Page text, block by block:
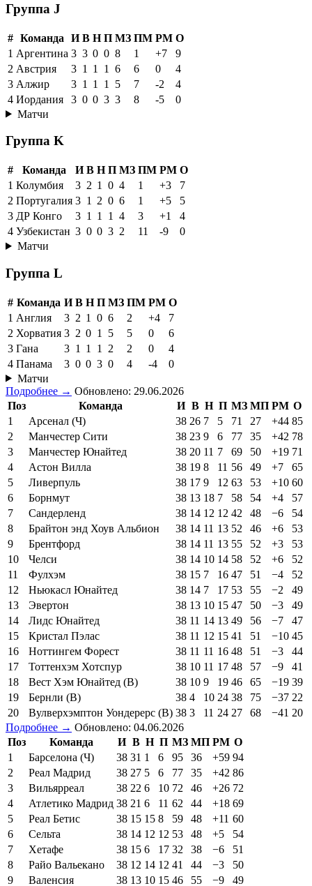
Группа J
# Команда И В Н П МЗ ПМ РМ О
1 Аргентина 3 3 0 0 8 1 +7
9
2 Австрия 3 1 1 1 6 6 0
4
3 Алжир 3 1 1 1 5 7 -2
4
4 Иордания 3 0 0 3 3 8 -5
0
Матчи
Группа K
# Команда И В Н П МЗ ПМ РМ О
1 Колумбия 3 2 1 0 4 1 +3
7
2 Португалия 3 1 2 0 6 1 +5
5
3 ДР Конго 3 1 1 1 4 3 +1
4
4 Узбекистан 3 0 0 3 2 11 -9
0
Матчи
Группа L
# Команда И В Н П МЗ ПМ РМ О
1 Англия 3 2 1 0 6 2 +4
7
2 Хорватия 3 2 0 1 5 5 0
6
3 Гана 3 1 1 1 2 2 0
4
4 Панама 3 0 0 3 0 4 -4
0
Матчи
Подробнее → Обновлено: 29.06.2026
Поз
Команда И В Н П МЗ МП РМ О
1
Арсенал (Ч) 38 26 7 5 71 27 +44 85
2
Манчестер Сити 38 23 9 6 77 35 +42 78
3
Манчестер Юнайтед 38 20 11 7 69 50 +19 71
4
Астон Вилла 38 19 8 11 56 49 +7
65
5
Ливерпуль 38 17 9 12 63 53 +10 60
6
Борнмут 38 13 18 7 58 54 +4
57
7
Сандерленд 38 14 12 12 42 48 −6
54
8
Брайтон энд Хоув Альбион 38 14 11 13 52 46 +6
53
9
Брентфорд 38 14 11 13 55 52 +3
53
10
Челси 38 14 10 14 58 52 +6
52
11
Фулхэм 38 15 7 16 47 51 −4
52
12
Ньюкасл Юнайтед 38 14 7 17 53 55 −2
49
13
Эвертон 38 13 10 15 47 50 −3
49
14
Лидс Юнайтед 38 11 14 13 49 56 −7
47
15
Кристал Пэлас 38 11 12 15 41 51 −10 45
16
Ноттингем Форест 38 11 11 16 48 51 −3
44
17
Тоттенхэм Хотспур 38 10 11 17 48 57 −9
41
18
Вест Хэм Юнайтед (В) 38 10 9 19 46 65 −19 39
19
Бернли (В) 38 4 10 24 38 75 −37 22
20
Вулверхэмптон Уондерерс (В) 38 3 11 24 27 68 −41 20
Подробнее → Обновлено: 04.06.2026
Поз
Команда И В Н П МЗ МП РМ О
1
Барселона (Ч) 38 31 1 6 95 36 +59 94
2
Реал Мадрид 38 27 5 6 77 35 +42 86
3
Вильярреал 38 22 6 10 72 46 +26 72
4
Атлетико Мадрид 38 21 6 11 62 44 +18 69
5
Реал Бетис 38 15 15 8 59 48 +11 60
6
Сельта 38 14 12 12 53 48 +5
54
7
Хетафе 38 15 6 17 32 38 −6
51
8
Райо Вальекано 38 12 14 12 41 44 −3
50
9
Валенсия 38 13 10 15 46 55 −9 49